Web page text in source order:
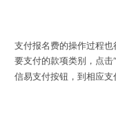
支付报名费的操作过程也
要支付的款项类别，点击
信易支付按钮，到相应支